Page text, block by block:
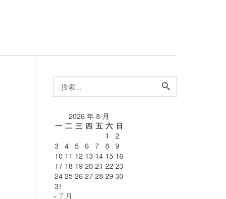
搜
索...
2026 年 8 月
一 二 三 四 五 六 日
1
2
3
4 5 6 7 8
9
10 11 12 13 14 15 16
17 18 19 20 21 22 23
24 25 26 27 28 29 30
31
« 7 月